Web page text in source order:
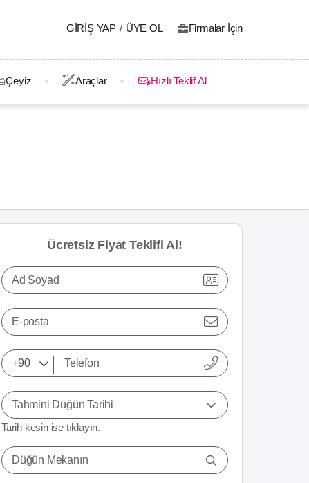
GIRIŞ YAP / ÜYE OL Firmalar İçin
Çeyiz Araçlar Hızlı Teklif Al
Ücretsiz Fiyat Teklifi Al!
Ad Soyad
E-posta
Tahmini Düğün Tarihi
Tarih kesin ise tıklayın.
Düğün Mekanın